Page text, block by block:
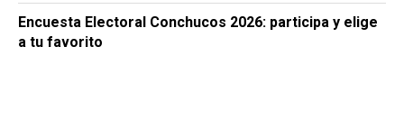
Encuesta Electoral Conchucos 2026: participa y elige
a tu favorito